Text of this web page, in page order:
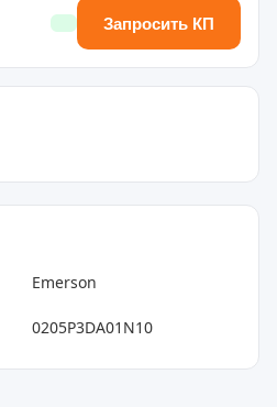
Запросить КП
Emerson
0205P3DA01N10